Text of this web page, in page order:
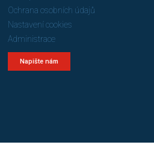
Ochrana osobních údajů
Nastavení cookies
Administrace
Napište nám